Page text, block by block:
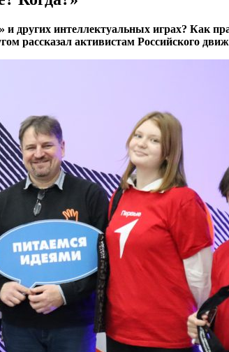
других интеллектуальных играх? Как
рассказал активистам Российского